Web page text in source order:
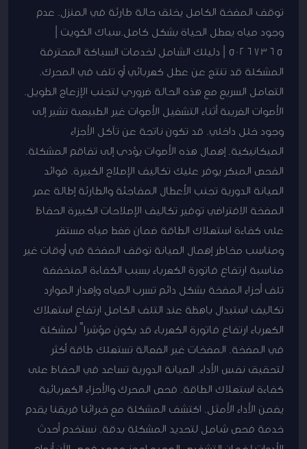
توقف المضخة الكامل يخلق حالة طارئة في المنزل. عدم
وجود مياه يعطل الحياة بشكل كامل.سباك الكويت |
50267365 | دليلك الشامل لخدمات السباكة المحترفة
المشكلة قد تنتج عن عطل كهربائي أو تلف في المحرك.
التعامل السريع مع هذه الحالة ضروري لتجنب الإزعاج الطويل.
الأصوات الغريبة أثناء التشغيل الأصوات غير الطبيعية تشير إلى
وجود خلل داخلي. قد تكون ناتجة عن تآكل الأجزاء
الميكانيكية. إهمال هذه الأصوات يؤدي إلى تفاقم المشكلة.
الفحص المبكر يوفر عليك تكاليف الإصلاح الكبيرة. فوائد
الصيانة الدورية تجنب الأعطال المفاجئة والطارئة إطالة عمر
المضخة الافتراضي توفير تكاليف الإصلاحات الكبيرة الحفاظ
على كفاءة استهلاك الطاقة ضمان ضغط مياه مستقر
ومناسب مخاطر إهمال الصيانة توقف المضخة في أوقات غير
مناسبة ارتفاع فاتورة الكهرباء بسبب الكفاءة المنخفضة
تلف أجزاء المضخة بشكل دائم تسرب المياه وإهدار الموارد
تكاليف استبدال باهظة عند التلف الكامل ارتفاع استهلاك
الكهرباء ارتفاع فاتورة الكهرباء قد يكون مؤشراً لمشكلة
في المضخة. المضخات غير الفعالة تستهلك طاقة أكثر
لتحقيق نفس الأداء. الصيانة الدورية تساعد في الحفاظ على
كفاءة استهلاك الطاقة. فحص المحرك والأجزاء الكهربائية
يضمن الأداء الأمثل. اكتشف المشكلة مع خبرائنا فريقنا يقدم
خدمة فحص شامل لتحديد المشكلة بدقة. نستخدم أحدث